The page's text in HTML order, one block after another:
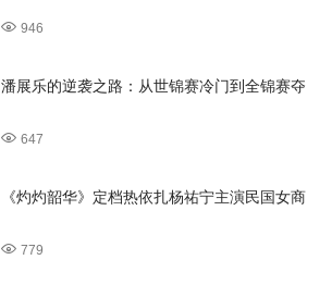
946
潘展乐的逆袭之路：从世锦赛冷门到全锦赛夺
647
《灼灼韶华》定档热依扎杨祐宁主演民国女商
779